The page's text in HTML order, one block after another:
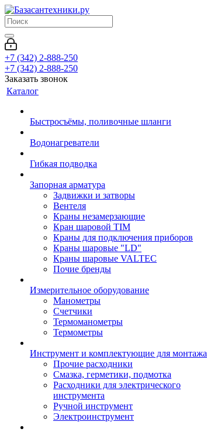
+7 (342) 2-888-250
+7 (342) 2-888-250
Заказать звонок
Каталог
Быстросъёмы, поливочные шланги
Водонагреватели
Гибкая подводка
Запорная арматура
Задвижки и затворы
Вентеля
Краны незамерзающие
Кран шаровой TIM
Краны для подключения приборов
Краны шаровые "LD"
Краны шаровые VALTEC
Почие бренды
Измерительное оборудование
Манометры
Счетчики
Термоманометры
Термометры
Инструмент и комплектующие для монтажа
Прочие расходники
Смазка, герметики, подмотка
Расходники для электрического
инструмента
Ручной инструмент
Электроинструмент